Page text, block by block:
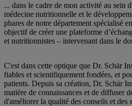
... dans le cadre de mon activité au sein
médecine nutritionnelle et le
phares de notre département spécialisé
objectif de créer une plateforme
et nutritionnistes – intervenant dans le
C'est dans cette optique que Dr. Schär
fiables et scientifiquement fondées, et
patients. Depuis sa création, Dr. Schär
matière de connaissances et de diffuser
d'améliorer la qualité des conseils et